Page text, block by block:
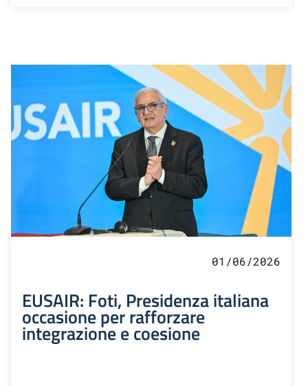
01/06/2026
EUSAIR: Foti, Presidenza italiana
occasione per rafforzare
integrazione e coesione